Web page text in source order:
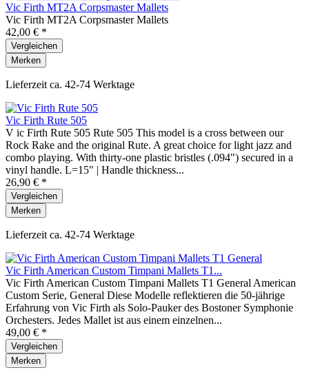
Vic Firth MT2A Corpsmaster Mallets
Vic Firth MT2A Corpsmaster Mallets
42,00 € *
Vergleichen
Merken
Lieferzeit ca. 42-74 Werktage
Vic Firth Rute 505
V ic Firth Rute 505 Rute 505 This model is a cross between our
Rock Rake and the original Rute. A great choice for light jazz and
combo playing. With thirty-one plastic bristles (.094") secured in a
vinyl handle. L=15" | Handle thickness...
26,90 € *
Vergleichen
Merken
Lieferzeit ca. 42-74 Werktage
Vic Firth American Custom Timpani Mallets T1...
Vic Firth American Custom Timpani Mallets T1 General American
Custom Serie, General Diese Modelle reflektieren die 50-jährige
Erfahrung von Vic Firth als Solo-Pauker des Bostoner Symphonie
Orchesters. Jedes Mallet ist aus einem einzelnen...
49,00 € *
Vergleichen
Merken